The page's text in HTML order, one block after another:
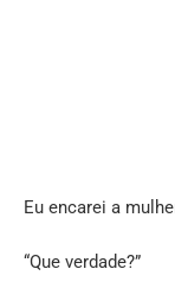
Eu encarei a
“Que verdade?”